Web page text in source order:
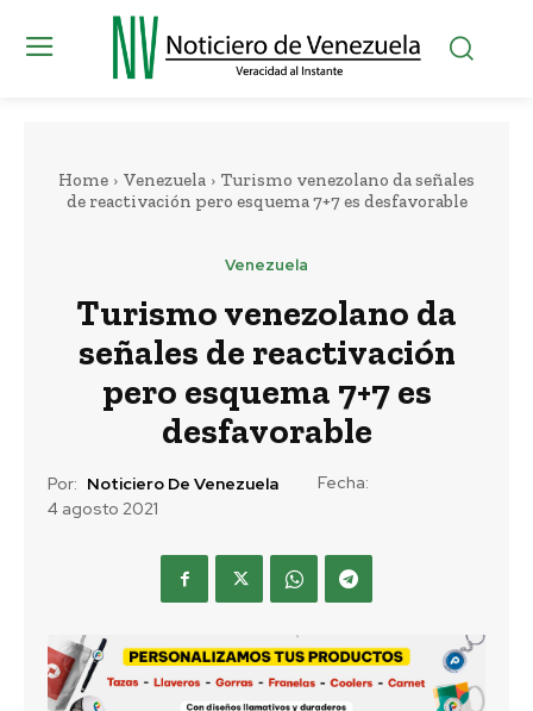
Home Venezuela
Turismo venezolano da señales
de reactivación pero esquema 7+7 es desfavorable
Venezuela
Turismo venezolano da
señales de reactivación
pero esquema 7+7 es
desfavorable
Por: Noticiero De Venezuela
Fecha:
4 agosto 2021